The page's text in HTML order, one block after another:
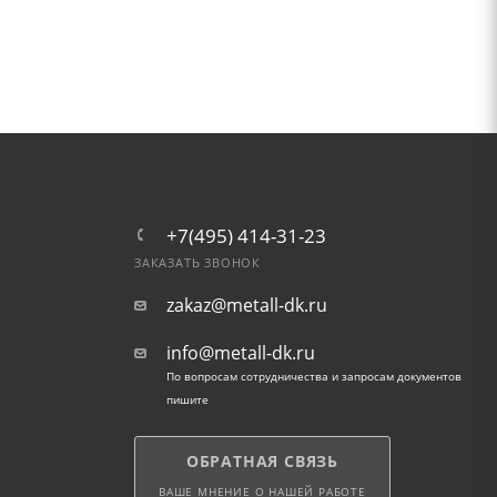
+7(495) 414-31-23
ЗАКАЗАТЬ ЗВОНОК
zakaz@metall-dk.ru
info@metall-dk.ru
По вопросам сотрудничества и запросам документов
пишите
ОБРАТНАЯ СВЯЗЬ
ВАШЕ МНЕНИЕ О НАШЕЙ РАБОТЕ